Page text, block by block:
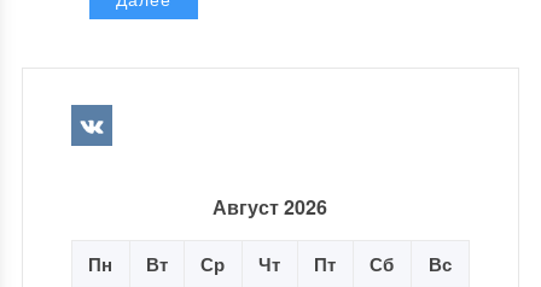
Август 2026
Пн Вт Ср Чт Пт Сб Вс